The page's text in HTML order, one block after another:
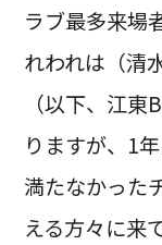
ラブ最多来場
れわれは（清
（以下、江
りますが、1
満たなかった
える方々に来